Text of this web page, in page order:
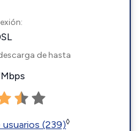
de hasta
Mbps
(239)◊